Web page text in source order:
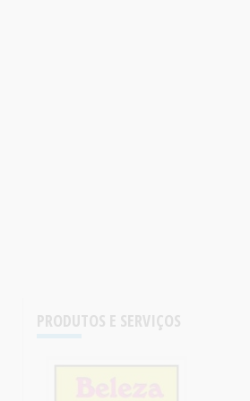
PRODUTOS E SERVIÇOS